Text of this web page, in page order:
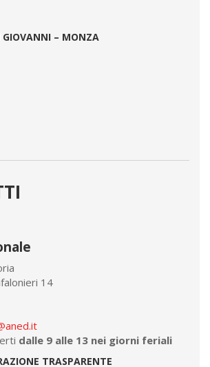
GIOVANNI – MONZA
14
dalle 9 alle 13 nei giorni feriali
TRASPARENTE